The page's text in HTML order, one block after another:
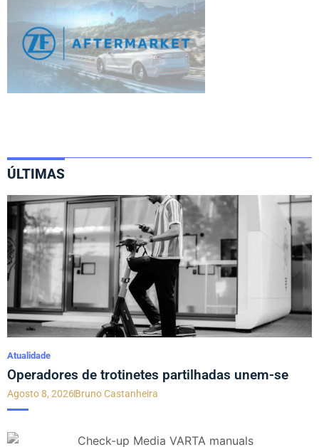
ÚLTIMAS
Atualidade
Operadores de trotinetes partilhadas unem-se
Agosto 8, 2026Bruno Castanheira